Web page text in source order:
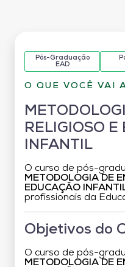
Pós-Graduação
EAD
O QUE VOCÊ VAI
RELIGIOSO E
INFANTIL
O curso de pós-
METODOLOGIA DE
EDUCAÇÃO
profissionais da
Objetivos do
O curso de pós-
METODOLOGIA DE